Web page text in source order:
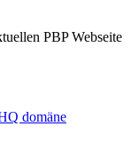
PBP Webseite
domäne